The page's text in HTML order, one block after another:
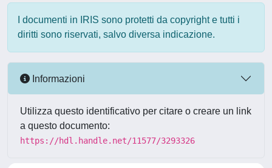
I documenti in IRIS sono protetti da copyright e tutti i
diritti sono riservati, salvo diversa indicazione.
Informazioni
Utilizza questo identificativo per citare o creare un link
a questo documento:
https://hdl.handle.net/11577/3293326